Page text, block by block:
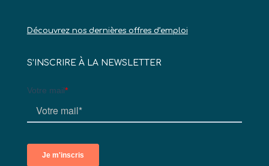
Découvrez nos dernières offres d’emploi
S’INSCRIRE À LA NEWSLETTER